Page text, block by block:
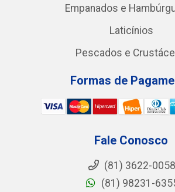
Empanados e
Laticínios
Pescados e
Formas de
Fale Conosco
(81) 3622-0058
(81) 98231-